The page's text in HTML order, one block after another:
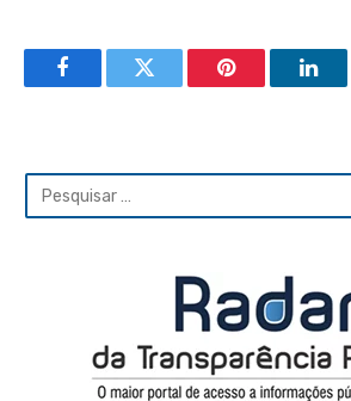
FacebookTwitter Pinterest